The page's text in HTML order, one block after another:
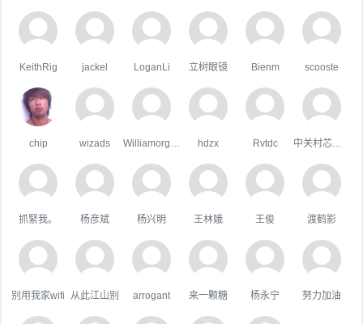
KeithRig jackel LoganLi 立树眼镜 Bienm scooste
chip wizads hdzx Rvtdc
抓緊我。 杨彦斌 杨兴明 王林娥 王俊 渡鹤影
别用我家wifi 从此江山别 arrogant 来一颗糖 杨永宁 努力加油